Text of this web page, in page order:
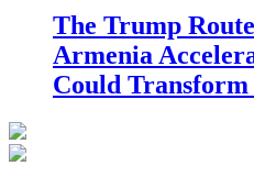
The Trump
Armenia
Could Transform